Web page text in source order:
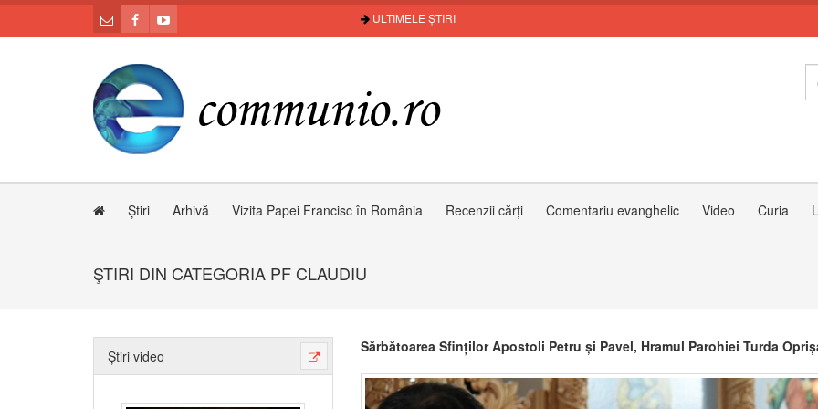
ULTIMELE ȘTIRI
Știri Arhivă Vizita Papei Francisc în România Recenzii cărți Comentariu evanghelic Video Curia
ŞTIRI DIN CATEGORIA PF CLAUDIU
Știri video
Sărbătoarea Sfinților Apostoli Petru și Pavel, Hramul Parohiei Turda